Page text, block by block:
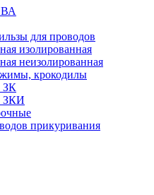
для проводов
изолированная
неизолированная
крокодилы
ЗК
ЗКИ
прикуривания